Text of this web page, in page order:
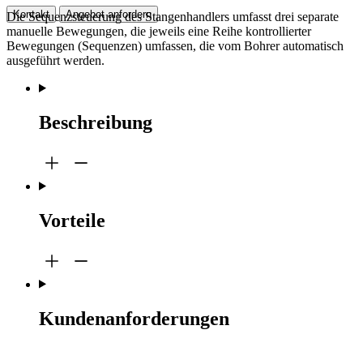
Kontakt Angebot anfordern
Die Sequenzsteuerung des Stangenhandlers umfasst drei separate
manuelle Bewegungen, die jeweils eine Reihe kontrollierter
Bewegungen (Sequenzen) umfassen, die vom Bohrer automatisch
ausgeführt werden.
Beschreibung
Vorteile
Kundenanforderungen